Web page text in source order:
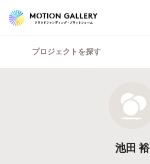
プロジェクトを探す
池田 裕